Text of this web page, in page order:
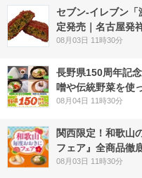
セブン-イレブン
定発売｜名古屋発
08月03日 11時30分
長野県150周年記
噌や伝統野菜を使
08月04日 11時30分
関西限定！和歌山
フェア』全商品徹
08月03日 11時30分